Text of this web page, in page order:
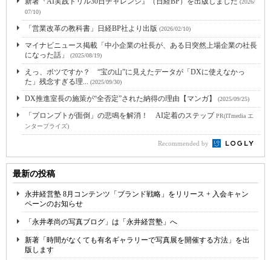
(2026/
07/10)
「営業改革の教科書」日経BP社より出版 (2026/02/10)
マイナビニュース掲載「中小企業の社長が、ある日突然上場企業の社長
になった話」
(2025/08/19)
えっ、ボツですか？ “宝の山”に見えたデータが「DXに使えなかっ
た」残念すぎる理... (2025/09/30)
DX推進室長の施策が“全否定”された納得の理由【マンガ】 (2025/09/25)
「プロンプトが面倒」の悲鳴を解消！ AI定着のステップPR(ITmedia エ
ンタープライズ)
Recommended by
最新の投稿
永井経営塾 8月コンテンツ「ブランド戦略」をリリース + 入会キャン
ペーンのお知らせ
「永井孝尚の写真ブログ」は「永井経営塾」へ
新著「時間がなくても有名ギャラリーで写真展を開催する方法」を出
版します